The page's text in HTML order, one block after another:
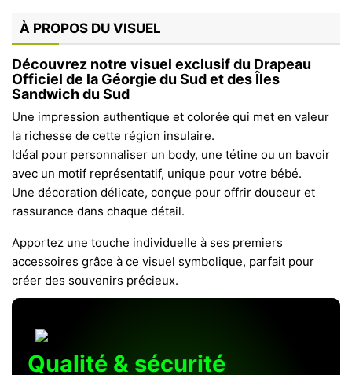
À PROPOS DU VISUEL
Découvrez notre visuel exclusif du Drapeau
Officiel de la Géorgie du Sud et des Îles
Sandwich du Sud
Une impression authentique et colorée qui met en valeur
la richesse de cette région insulaire.
Idéal pour personnaliser un body, une tétine ou un bavoir
avec un motif représentatif, unique pour votre bébé.
Une décoration délicate, conçue pour offrir douceur et
rassurance dans chaque détail.
Apportez une touche individuelle à ses premiers
accessoires grâce à ce visuel symbolique, parfait pour
créer des souvenirs précieux.
Qualité & sécurité